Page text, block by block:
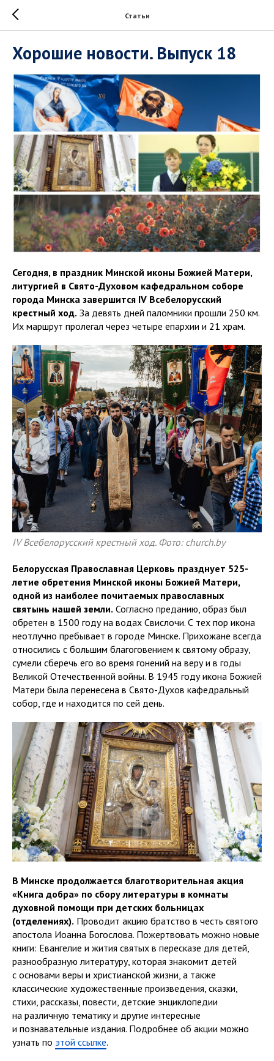
Статьи
Хорошие новости. Выпуск 18
Сегодня, в праздник Минской иконы Божией Матери,
литургией в Свято-Духовом кафедральном соборе
города Минска завершится IV Всебелорусский
крестный ход. За девять дней паломники прошли 250 км.
Их маршрут пролегал через четыре епархии и 21 храм.
IV Всебелорусский крестный ход. Фото: church.by
Белорусская Православная Церковь празднует 525-
летие обретения Минской иконы Божией Матери,
одной из наиболее почитаемых православных
святынь нашей земли. Согласно преданию, образ был
обретен в 1500 году на водах Свислочи. С тех пор икона
неотлучно пребывает в городе Минске. Прихожане всегда
относились с большим благоговением к святому образу,
сумели сберечь его во время гонений на веру и в годы
Великой Отечественной войны. В 1945 году икона Божией
Матери была перенесена в Свято-Духов кафедральный
собор, где и находится по сей день.
В Минске продолжается благотворительная акция
«Книга добра» по сбору литературы в комнаты
духовной помощи при детских больницах
(отделениях). Проводит акцию братство в честь святого
апостола Иоанна Богослова. Пожертвовать можно новые
книги: Евангелие и жития святых в пересказе для детей,
разнообразную литературу, которая знакомит детей
с основами веры и христианской жизни, а также
классические художественные произведения, сказки,
стихи, рассказы, повести, детские энциклопедии
на различную тематику и другие интересные
и познавательные издания. Подробнее об акции можно
узнать по этой ссылке.